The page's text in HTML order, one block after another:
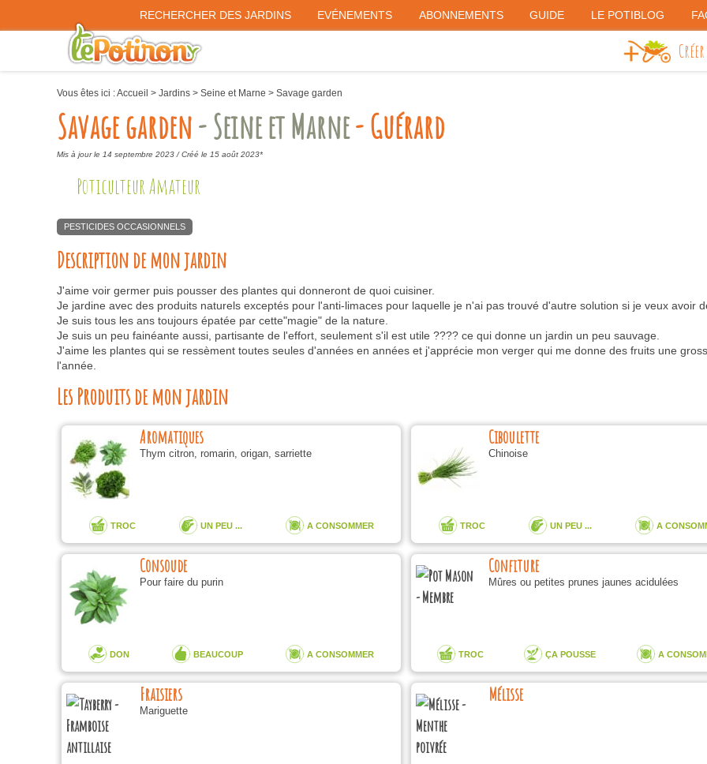
RECHERCHER DES JARDINS EVÉNEMENTS ABONNEMENTS GUIDE LE POTIBLOG
Vous êtes ici :Accueil > Jardins > Seine et Marne > Savage garden
Savage garden- Seine et Marne- Guérard
Mis à jour le 14 septembre 2023 /Créé le 15 août 2023*
Poticulteur Amateur
PESTICIDES OCCASIONNELS
Description de mon jardin
J'aime voir germer puis pousser des plantes qui donneront de quoi cuisiner.
Je jardine avec des produits naturels exceptés pour l'anti-limaces pour laquelle je n'ai pas trouvé d'autre solution si je veux avoir
Je suis tous les ans toujours épatée par cette"magie" de la nature.
Je suis un peu fainéante aussi, partisante de l'effort, seulement s'il est utile ???? ce qui donne un jardin un peu sauvage.
J'aime les plantes qui se ressèment toutes seules d'années en années et j'apprécie mon verger qui me donne des fruits une
l'année.
Les Produits de mon jardin
Aromatiques
Thym citron, romarin, origan, sarriette
TROC UN PEU ... A CONSOMMER
Ciboulette
Chinoise
TROC UN PEU ... A
Consoude
Pour faire du purin
DON BEAUCOUP A CONSOMMER
Confiture
Mûres ou petites prunes jaunes acidulées
TROC ÇA POUSSE A
Fraisiers
Mariguette
Mélisse